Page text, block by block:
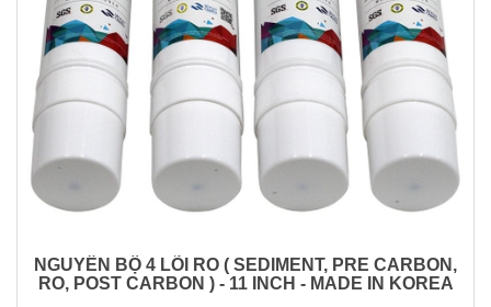
NGUYÊN BỘ 4 LÕI RO ( SEDIMENT, PRE CARBON,
RO, POST CARBON ) - 11 INCH - MADE IN KOREA